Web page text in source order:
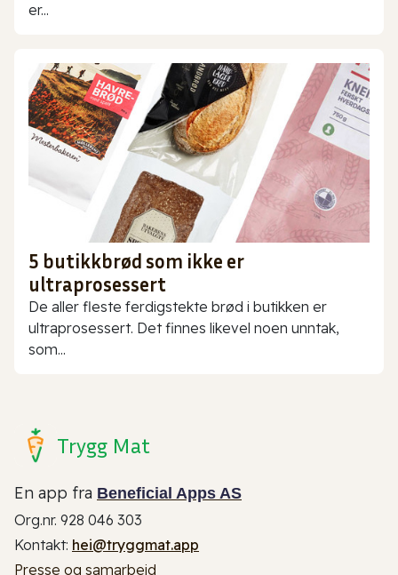
er...
5 butikkbrød som ikke er
ultraprosessert
De aller fleste ferdigstekte brød i butikken er
ultraprosessert. Det finnes likevel noen unntak,
som...
Trygg Mat
En app fra Beneficial Apps AS
Org.nr. 928 046 303
Kontakt: hei@tryggmat.app
Presse og samarbeid